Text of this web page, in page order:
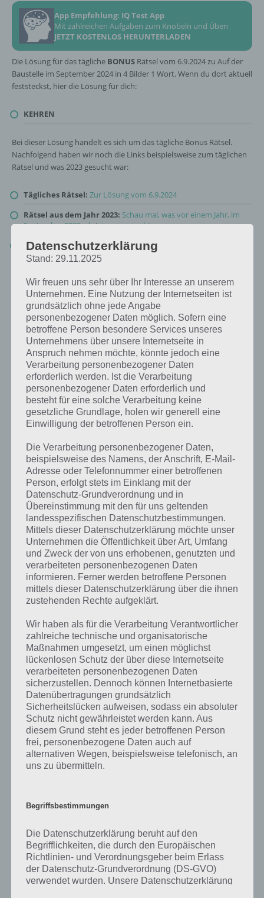
App Empfehlung: IQ Test App
Mit zahlreichen Aufgaben zum Knobeln und Üben
JETZT KOSTENLOS HERUNTERLADEN
Die Lösung für das tägliche BONUS Rätsel vom 6.9.2024 zu Auf der
Baustelle im September 2024 in 4 Bilder 1 Wort. Wenn du dort aktuell
feststeckst, hier die Lösung für dich:
KEHREN
Bei dieser Lösung handelt es sich um das tägliche Bonus Rätsel.
Nachfolgend haben wir noch die Links beispielsweise zum täglichen
Rätsel und was 2023 gesucht war:
Tägliches Rätsel: Zur Lösung vom 6.9.2024
Rätsel aus dem Jahr 2023: Schau mal, was vor einem Jahr, im
September 2023, als Lösung gesucht war
Zur Übersicht :4 Bilder 1 Wort Lösungen zu Auf der Baustelle im
September 2024 !
Kurze Begriffserklärung zur Lösung
Kehren
Bilder 1 Wort, doch welche Bedeutung hat dieses eigentlich und was
gibt es dazu zu wissen? Passt das Wort auch zu Auf der Baustelle? Zu
bestimmten Lösungen präsentieren wir daher auch immer eine
kurze Begriffserklärung!
Zu Kehren haben wir zunächst keine weiteren Informationen parat!
Auf WhatsApp teilen Teilen auf Facebook
Mehr Artikel hier auf Touchportal
Datenschutzerklärung
Stand: 29.11.2025
Wir freuen uns sehr über Ihr Interesse an unserem
Unternehmen. Eine Nutzung der Internetseiten ist
grundsätzlich ohne jede Angabe
personenbezogener Daten möglich. Sofern eine
betroffene Person besondere Services unseres
Unternehmens über unsere Internetseite in
Anspruch nehmen möchte, könnte jedoch eine
Verarbeitung personenbezogener Daten
erforderlich werden. Ist die Verarbeitung
personenbezogener Daten erforderlich und
besteht für eine solche Verarbeitung keine
gesetzliche Grundlage, holen wir generell eine
Einwilligung der betroffenen Person ein.
Die Verarbeitung personenbezogener Daten,
beispielsweise des Namens, der Anschrift, E-Mail-
Adresse oder Telefonnummer einer betroffenen
Person, erfolgt stets im Einklang mit der
Datenschutz-Grundverordnung und in
Übereinstimmung mit den für uns geltenden
landesspezifischen Datenschutzbestimmungen.
Mittels dieser Datenschutzerklärung möchte unser
Unternehmen die Öffentlichkeit über Art, Umfang
und Zweck der von uns erhobenen, genutzten und
verarbeiteten personenbezogenen Daten
informieren. Ferner werden betroffene Personen
mittels dieser Datenschutzerklärung über die ihnen
zustehenden Rechte aufgeklärt.
Wir haben als für die Verarbeitung Verantwortlicher
zahlreiche technische und organisatorische
Maßnahmen umgesetzt, um einen möglichst
lückenlosen Schutz der über diese Internetseite
verarbeiteten personenbezogenen Daten
sicherzustellen. Dennoch können Internetbasierte
Datenübertragungen grundsätzlich
Sicherheitslücken aufweisen, sodass ein absoluter
Schutz nicht gewährleistet werden kann. Aus
diesem Grund steht es jeder betroffenen Person
frei, personenbezogene Daten auch auf
alternativen Wegen, beispielsweise telefonisch, an
uns zu übermitteln.
Begriffsbestimmungen
Die Datenschutzerklärung beruht auf den
Begrifflichkeiten, die durch den Europäischen
Richtlinien- und Verordnungsgeber beim Erlass
der Datenschutz-Grundverordnung (DS-GVO)
verwendet wurden. Unsere Datenschutzerklärung